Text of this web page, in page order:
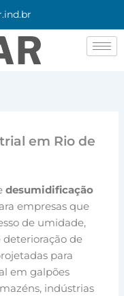
em Rio de
desumidificação
empresas que
de umidade,
deterioração de
para
em galpões
indústrias